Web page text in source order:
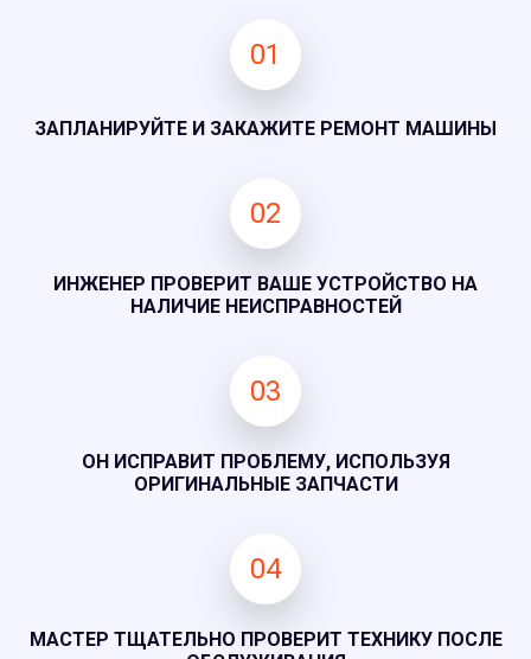
01
ЗАПЛАНИРУЙТЕ И ЗАКАЖИТЕ РЕМОНТ МАШИНЫ
02
ИНЖЕНЕР ПРОВЕРИТ ВАШЕ УСТРОЙСТВО НА
НАЛИЧИЕ НЕИСПРАВНОСТЕЙ
03
ОН ИСПРАВИТ ПРОБЛЕМУ, ИСПОЛЬЗУЯ
ОРИГИНАЛЬНЫЕ ЗАПЧАСТИ
04
МАСТЕР ТЩАТЕЛЬНО ПРОВЕРИТ ТЕХНИКУ ПОСЛЕ